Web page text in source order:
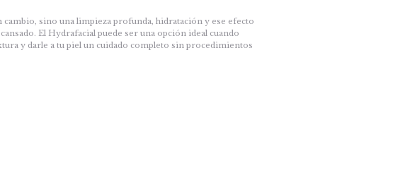
sino una limpieza profunda, hidratación y ese efecto
El Hydrafacial puede ser una opción ideal cuando
y darle a tu piel un cuidado completo sin procedimientos